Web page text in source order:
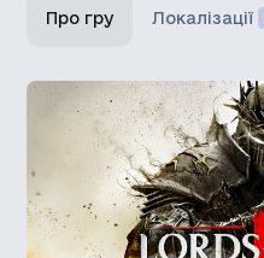
Про гру Локалізації